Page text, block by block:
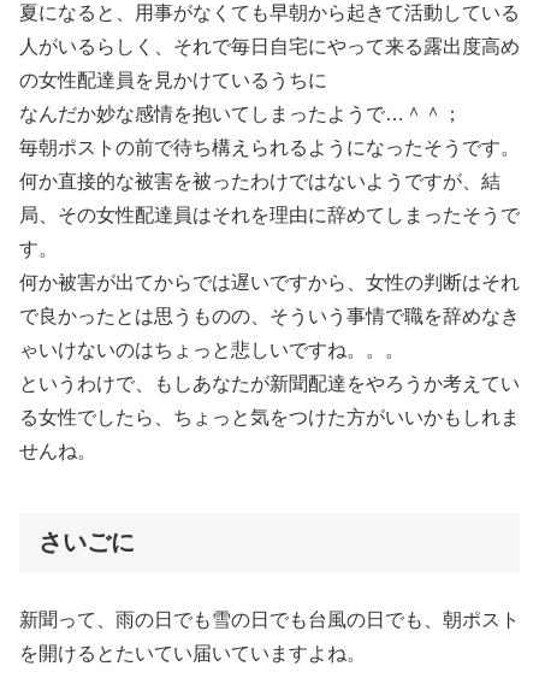
夏になると、用事がなくても早朝から起きて活動している
人がいるらしく、それで毎日自宅にやって来る露出度高め
の女性配達員を見かけているうちに
なんだか妙な感情を抱いてしまったようで…＾＾；
毎朝ポストの前で待ち構えられるようになったそうです。
何か直接的な被害を被ったわけではないようですが、結
局、その女性配達員はそれを理由に辞めてしまったそうで
す。
何か被害が出てからでは遅いですから、女性の判断はそれ
で良かったとは思うものの、そういう事情で職を辞めなき
ゃいけないのはちょっと悲しいですね。。。
というわけで、もしあなたが新聞配達をやろうか考えてい
る女性でしたら、ちょっと気をつけた方がいいかもしれま
せんね。
さいごに
新聞って、雨の日でも雪の日でも台風の日でも、朝ポスト
を開けるとたいてい届いていますよね。